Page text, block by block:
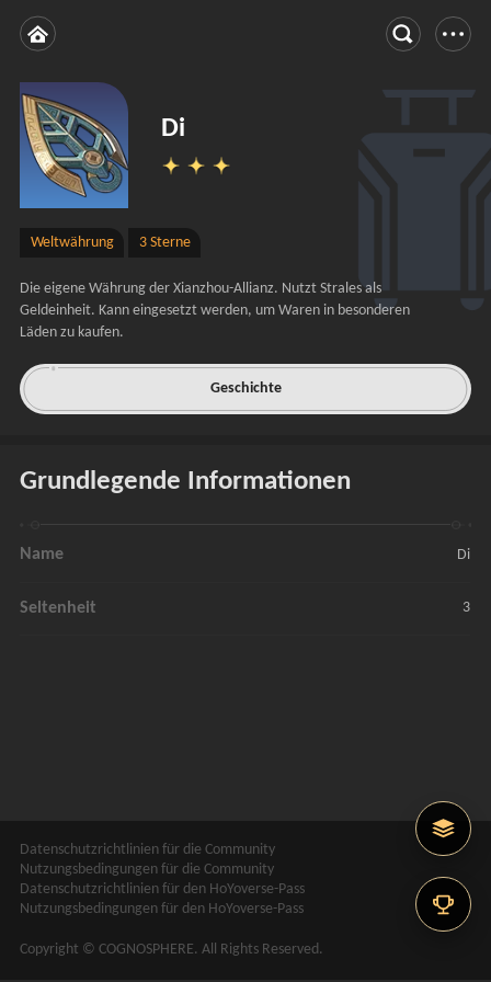
Di
Weltwährung 3 Sterne
Die eigene Währung der Xianzhou-Allianz. Nutzt Strales als
Geldeinheit. Kann eingesetzt werden, um Waren in besonderen
Läden zu kaufen.
Geschichte
Grundlegende Informationen
Name Di
Seltenheit 3
Datenschutzrichtlinien für die Community
Nutzungsbedingungen für die Community
Datenschutzrichtlinien für den HoYoverse-Pass
Nutzungsbedingungen für den HoYoverse-Pass
Copyright © COGNOSPHERE. All Rights Reserved.